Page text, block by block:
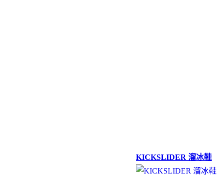
KICKSLIDER 溜冰鞋